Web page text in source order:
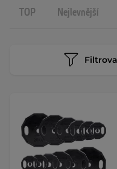
TOP Nejlevnější